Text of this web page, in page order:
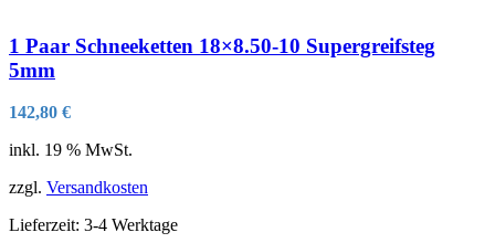
1 Paar Schneeketten 18×8.50-10 Supergreifsteg
5mm
142,80 €
inkl. 19 % MwSt.
zzgl. Versandkosten
Lieferzeit: 3-4 Werktage